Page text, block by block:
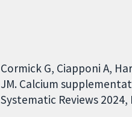
Cormick G, Ciapponi A,
JM. Calcium
Systematic Reviews 2024,